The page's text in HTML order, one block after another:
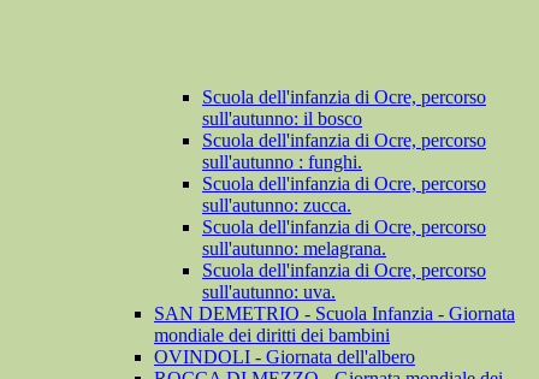
Scuola dell'infanzia di Ocre, percorso
sull'autunno: il bosco
Scuola dell'infanzia di Ocre, percorso
sull'autunno : funghi.
Scuola dell'infanzia di Ocre, percorso
sull'autunno: zucca.
Scuola dell'infanzia di Ocre, percorso
sull'autunno: melagrana.
Scuola dell'infanzia di Ocre, percorso
sull'autunno: uva.
SAN DEMETRIO - Scuola Infanzia - Giornata
mondiale dei diritti dei bambini
OVINDOLI - Giornata dell'albero